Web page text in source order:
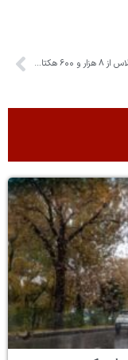
آغاز برداشت گیلاس از ۸ هزار و ۶۰۰ هکتار باغات ساوجبلاغ